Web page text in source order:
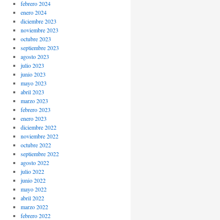
febrero 2024
enero 2024
diciembre 2023
noviembre 2023
octubre 2023
septiembre 2023
agosto 2023
julio 2023
junio 2023
mayo 2023
abril 2023
marzo 2023
febrero 2023
enero 2023
diciembre 2022
noviembre 2022
octubre 2022
septiembre 2022
agosto 2022
julio 2022
junio 2022
mayo 2022
abril 2022
marzo 2022
febrero 2022